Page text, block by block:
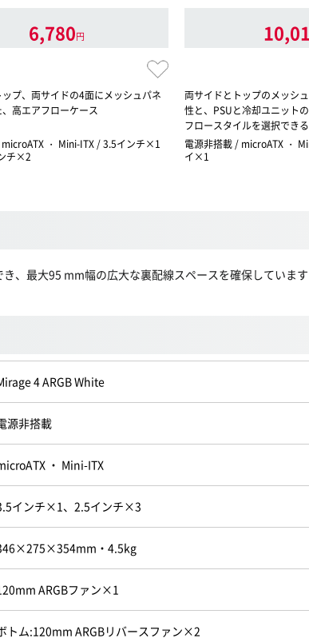
6,780円
プ、両サイドの4面にメッシュパネ
高エアフローケース
・ Mini-ITX / 3.5インチ×1
チ×2
両サイドとトップのメッシ
性と、PSUと冷却ユニット
フロースタイルを選択でき
電源非搭載 / microATX ・
イ×1
、最大95 mm幅の広大な裏配線スペースを確保しています
4 ARGB White
源非搭載
・ Mini-ITX
インチ×1、2.5インチ×3
・4.5kg
ARGBファン×1
トム:120mm ARGBリバースファン×2